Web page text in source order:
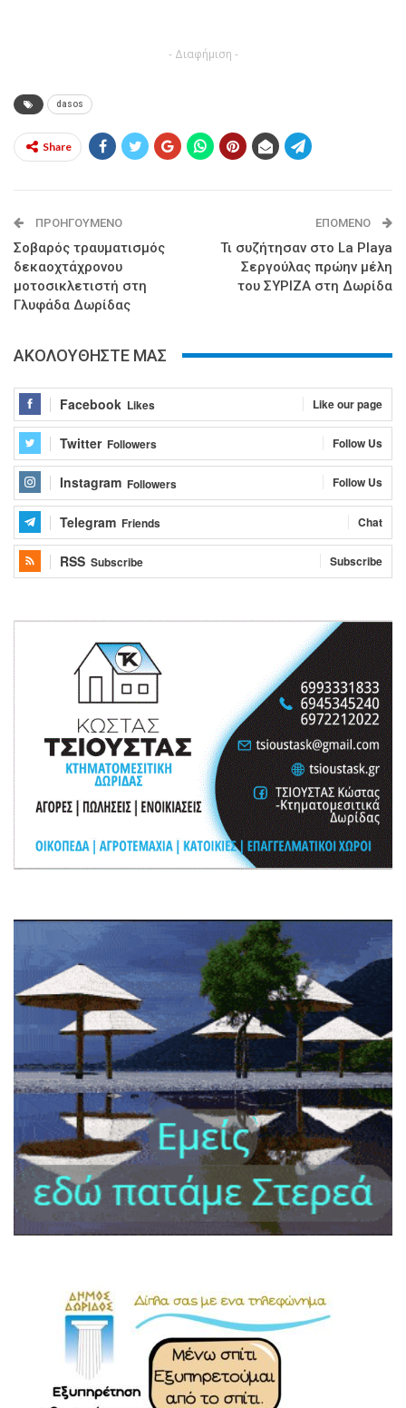
- Διαφήμιση -
dasos
Share
ΠΡΟΗΓΟΎΜΕΝΟ
Σοβαρός τραυματισμός
δεκαοχτάχρονου
μοτοσικλετιστή στη
Γλυφάδα Δωρίδας
ΕΠΌΜΕΝΟ
Τι συζήτησαν στο La Playa
Σεργούλας πρώην μέλη
του ΣΥΡΙΖΑ στη Δωρίδα
ΑΚΟΛΟΥΘΗΣΤΕ ΜΑΣ
Facebook Likes Like our page
Twitter Followers Follow Us
Instagram Followers Follow Us
Telegram Friends Chat
RSS Subscribe Subscribe